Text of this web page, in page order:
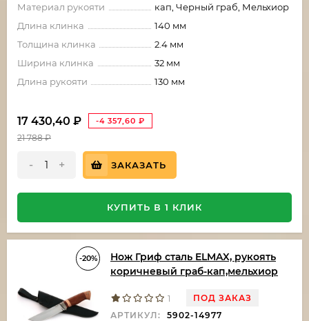
Материал рукояти
кап, Черный граб, Мельхиор
Длина клинка
140 мм
Толщина клинка
2.4 мм
Ширина клинка
32 мм
Длина рукояти
130 мм
17 430,40 ₽ -4 357,60 ₽
21 788₽
- + ЗАКАЗАТЬ
КУПИТЬ В 1 КЛИК
-20%
Нож Гриф сталь ELMAX, рукоять
коричневый граб-кап,мельхиор
1
ПОД ЗАКАЗ
АРТИКУЛ:
5902-14977